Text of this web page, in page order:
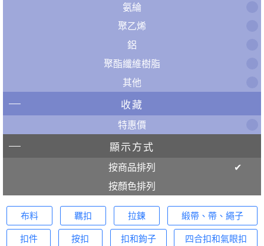
氨綸
聚乙烯
鋁
聚酯纖維樹脂
其他
收藏
特惠價
顯示方式
按商品排列
按顏色排列
布料 羈扣 拉鍊 緞帶、帶、繩子
扣件 按扣 扣和鉤子 四合扣和氣眼扣